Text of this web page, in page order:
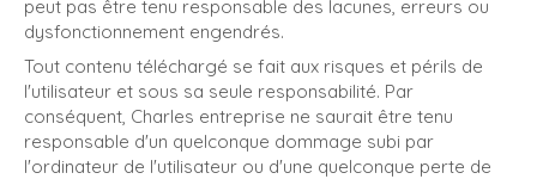
peut pas être tenu responsable des lacunes, erreurs ou
dysfonctionnement engendrés.
Tout contenu téléchargé se fait aux risques et périls de
l'utilisateur et sous sa seule responsabilité. Par
conséquent, Charles entreprise ne saurait être tenu
responsable d'un quelconque dommage subi par
l'ordinateur de l'utilisateur ou d'une quelconque perte de